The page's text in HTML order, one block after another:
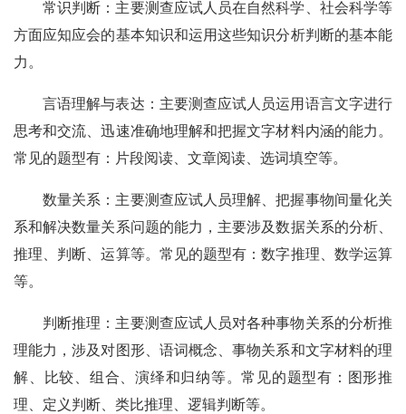
常识判断：主要测查应试人员在自然科学、社会科学等
方面应知应会的基本知识和运用这些知识分析判断的基本能
力。
言语理解与表达：主要测查应试人员运用语言文字进行
思考和交流、迅速准确地理解和把握文字材料内涵的能力。
常见的题型有：片段阅读、文章阅读、选词填空等。
数量关系：主要测查应试人员理解、把握事物间量化关
系和解决数量关系问题的能力，主要涉及数据关系的分析、
推理、判断、运算等。常见的题型有：数字推理、数学运算
等。
判断推理：主要测查应试人员对各种事物关系的分析推
理能力，涉及对图形、语词概念、事物关系和文字材料的理
解、比较、组合、演绎和归纳等。常见的题型有：图形推
理、定义判断、类比推理、逻辑判断等。